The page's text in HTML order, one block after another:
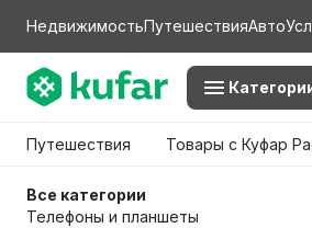
НедвижимостьПутешествияАвто
Путешествия Товары с Куфар
Все категории
Телефоны и планшеты